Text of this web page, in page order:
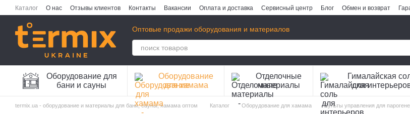
Перейти к основному контенту
Каталог О нас Отзывы клиентов Контакты Вакансии Оплата и доставка Сервисный центр Блог Обмен и возврат
Оптовые продажи оборудования и материалов
Оборудование для
бани и сауны
Оборудование
для хамама
Отделочные
материалы
Гималайская
для
termix.ua - оборудование и материалы для бани, сауны, хамама оптом Каталог Оборудование для хамама Пульты управления для